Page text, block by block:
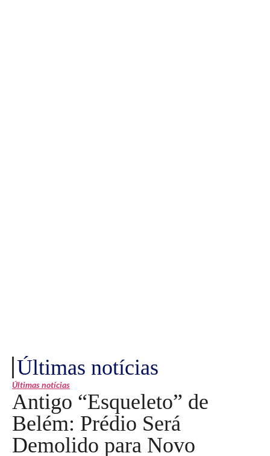
Últimas notícias
Últimas notícias
Antigo “Esqueleto” de
Belém: Prédio Será
Demolido para Novo